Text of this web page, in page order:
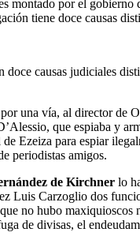
montado por el
tiene doce causas
causas judiciales
una vía, al director de
que espiaba y
Ezeiza para espiar
periodistas amigos.
de Kirchner lo
Luis Carzoglio dos
no hubo
de divisas, el